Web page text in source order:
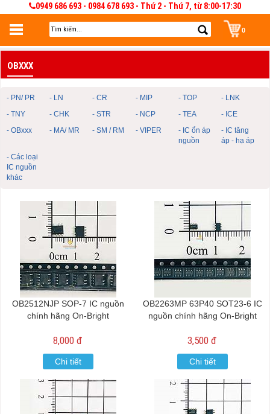
0949 686 693 - 0984 678 693 - Thứ 2 - Thứ 7, từ 8:00-17:30
0
Đăng nhập
Đăng nhập để lưu giỏ hàng 30 ngày. Có thể sửa và quản lý giỏ hàng và đơn
hàng
OBXXX
- PN/ PR - LN - CR - MIP - TOP
- LNK
- TNY
- CHK - STR - NCP - TEA
- ICE
- OBxxx
- MA/ MR - SM / RM - VIPER
- IC ổn áp
nguồn
- IC tăng
áp - hạ áp
- Các loại
IC nguồn
khác
OB2512NJP SOP-7 IC nguồn
chính hãng On-Bright
8,000 đ
Chi tiết
OB2263MP 63P40 SOT23-6 IC
nguồn chính hãng On-Bright
3,500 đ
Chi tiết